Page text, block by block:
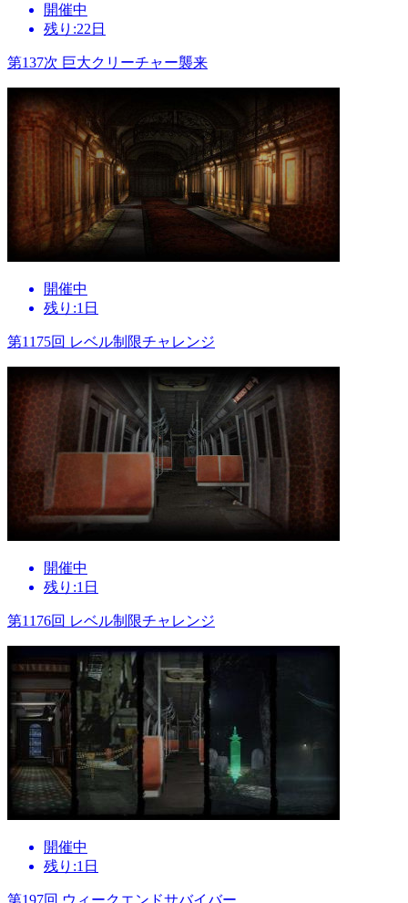
開催中
残り:22日
第137次 巨大クリーチャー襲来
開催中
残り:1日
第1175回 レベル制限チャレンジ
開催中
残り:1日
第1176回 レベル制限チャレンジ
開催中
残り:1日
第197回 ウィークエンドサバイバー